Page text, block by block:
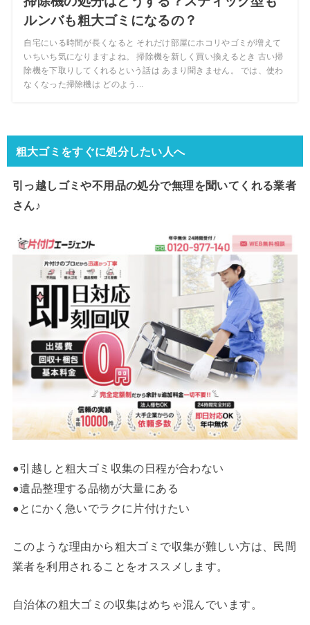
ルンバも粗大ゴミになるの？
自宅にいる時間が長くなると それだけ部屋にホコリやゴミが増えて
いちいち気になりますよね。 掃除機を新しく買い換えるとき 古い掃
除機を下取りしてくれるという話は あまり聞きません。 では、使わ
なくなった掃除機は どのよう...
粗大ゴミをすぐに処分したい人へ
引っ越しゴミや不用品の処分で無理を聞いてくれる業者
さん♪
●引越しと粗大ゴミ収集の日程が合わない
●遺品整理する品物が大量にある
●とにかく急いでラクに片付けたい
このような理由から粗大ゴミで収集が難しい方は、民間
業者を利用されることをオススメします。
自治体の粗大ゴミの収集はめちゃ混んでいます。